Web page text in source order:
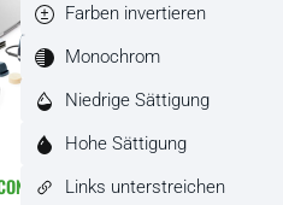
KA 65-Set #577840
Farben invertieren
Monochrom
Niedrige Sättigung
Hohe Sättigung
Links unterstreichen